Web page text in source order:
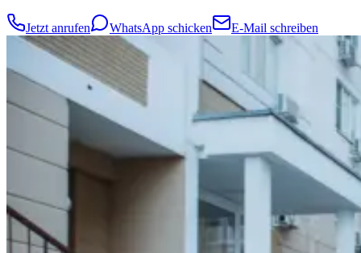
Jetzt anrufen WhatsApp schicken E-Mail schreiben